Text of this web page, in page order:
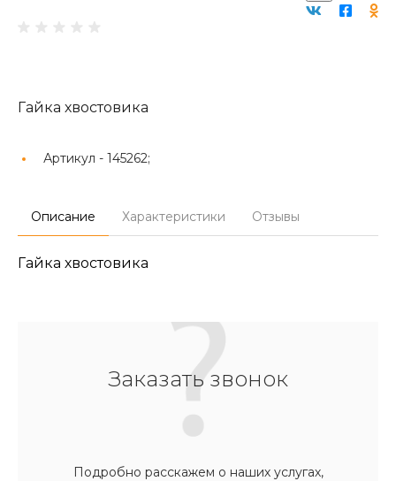
Гайка хвостовика
Артикул - 145262;
Описание Характеристики Отзывы
Гайка хвостовика
Заказать звонок
Подробно расскажем о наших услугах,